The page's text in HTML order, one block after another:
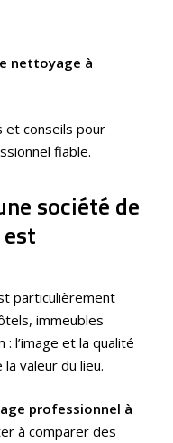
nettoyage à
et conseils pour
fiable.
société de
particulièrement
immeubles
l’image et la qualité
valeur du lieu.
professionnel à
à comparer des